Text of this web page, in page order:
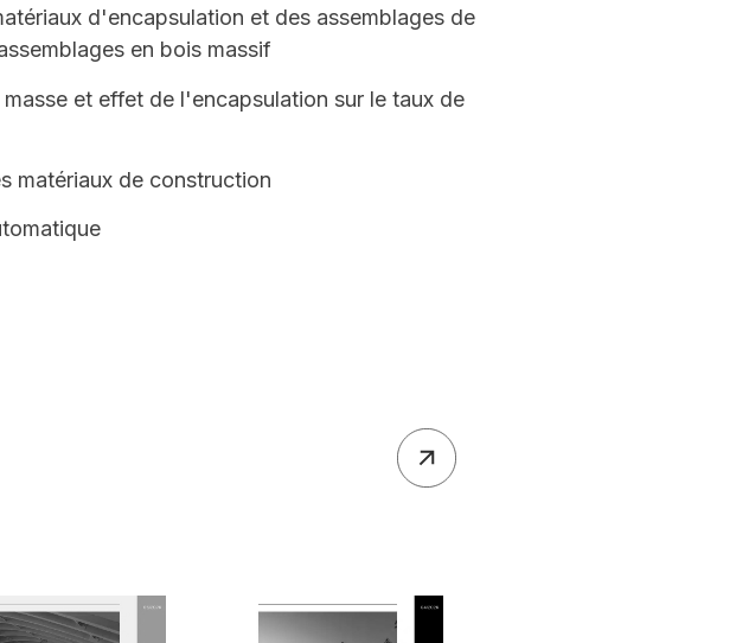
d'encapsulation et des assemblages de
en bois massif
et effet de l'encapsulation sur le taux de
matériaux de construction